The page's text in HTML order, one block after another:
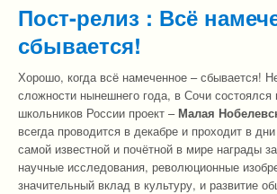
Пост-релиз : Всё
сбывается!
Хорошо, когда всё намеченное – сбывается!
сложности нынешнего года, в Сочи
школьников России проект – Малая
всегда проводится в декабре и проходит в
самой известной и почётной в мире награды
научные исследования, революционные
значительный вклад в культуру, и развитие